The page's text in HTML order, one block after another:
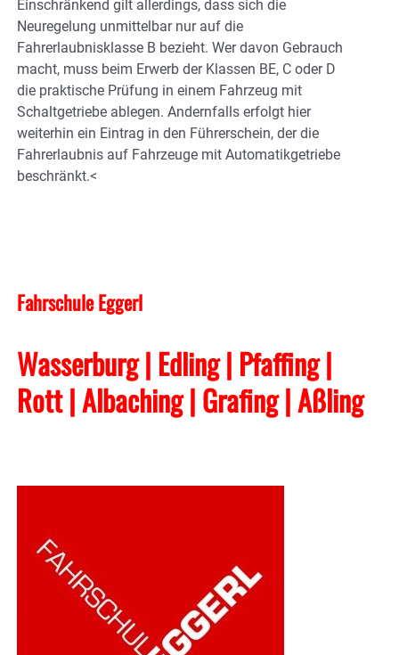
Einschränkend gilt allerdings, dass sich die
Neuregelung unmittelbar nur auf die
Fahrerlaubnisklasse B bezieht. Wer davon Gebrauch
macht, muss beim Erwerb der Klassen BE, C oder D
die praktische Prüfung in einem Fahrzeug mit
Schaltgetriebe ablegen. Andernfalls erfolgt hier
weiterhin ein Eintrag in den Führerschein, der die
Fahrerlaubnis auf Fahrzeuge mit Automatikgetriebe
beschränkt.<
Fahrschule Eggerl
Wasserburg | Edling | Pfaffing |
Rott | Albaching| Grafing| Aßling